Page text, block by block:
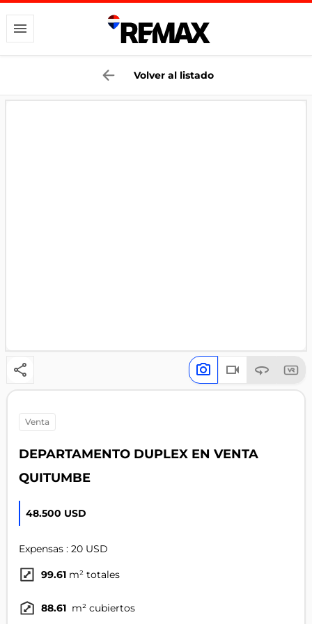
Volver al listado
venta
DEPARTAMENTO DUPLEX EN VENTA
QUITUMBE
48.500 USD
Expensas : 20 USD
99.61 m² totales
88.61 m² cubiertos